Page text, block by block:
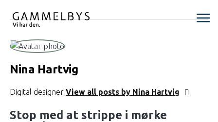
Nina Hartvig
Digital designer View all posts by Nina Hartvig
Stop med at strippe i mørke